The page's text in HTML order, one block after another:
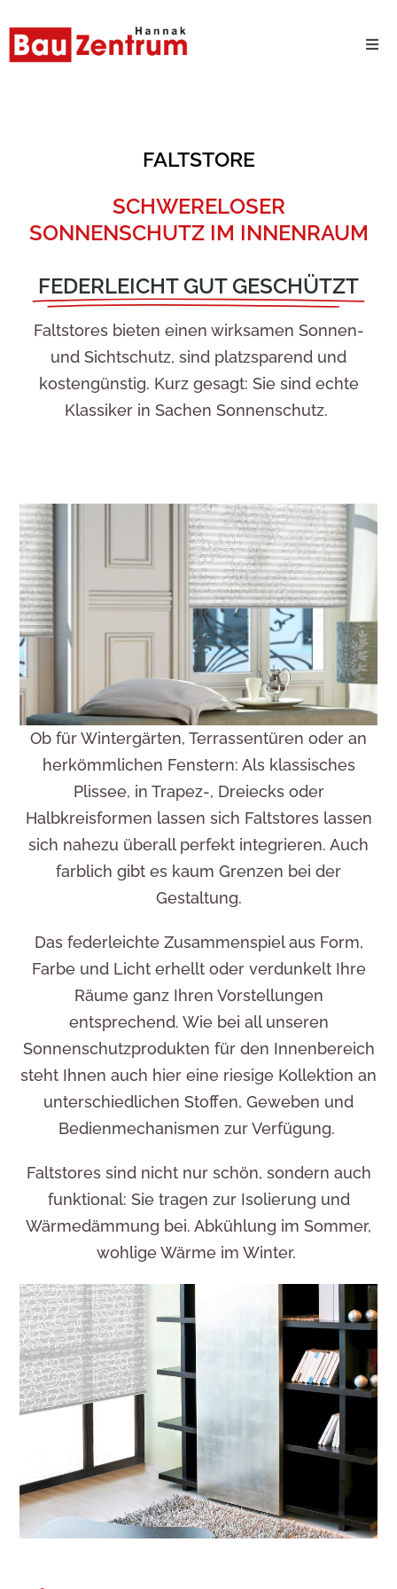
Produkte
Karriere
Kundenservice
FALTSTORE
SCHWERELOSER
SONNENSCHUTZ IM INNENRAUM
FEDERLEICHT GUT GESCHÜTZT
Faltstores bieten einen wirksamen Sonnen-
und Sichtschutz, sind platzsparend und
kostengünstig. Kurz gesagt: Sie sind echte
Klassiker in Sachen Sonnenschutz.
Ob für Wintergärten, Terrassentüren oder an
herkömmlichen Fenstern: Als klassisches
Plissee, in Trapez-, Dreiecks oder
Halbkreisformen lassen sich Faltstores lassen
sich nahezu überall perfekt integrieren. Auch
farblich gibt es kaum Grenzen bei der
Gestaltung.
Das federleichte Zusammenspiel aus Form,
Farbe und Licht erhellt oder verdunkelt Ihre
Räume ganz Ihren Vorstellungen
entsprechend. Wie bei all unseren
Sonnenschutzprodukten für den Innenbereich
steht Ihnen auch hier eine riesige Kollek­tion an
unter­schiedlichen Stoffen, Geweben und
Bedienmechanismen zur Verfü­gung.
Faltstores sind nicht nur schön, sondern auch
funktional: Sie tragen zur Isolie­rung und
Wärme­däm­mung bei. Abkühlung im Sommer,
wohlige Wärme im Winter.